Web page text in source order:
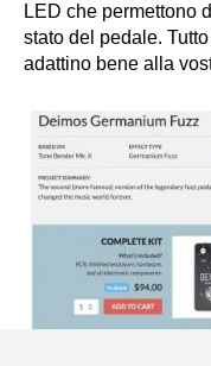
LED che permettono
stato del pedale.
adattino bene alla